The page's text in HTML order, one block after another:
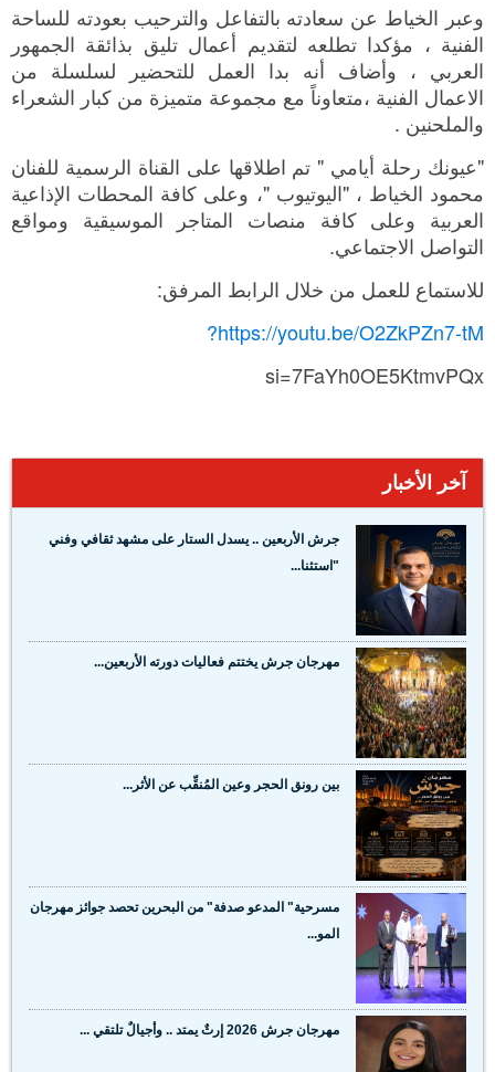
وعبر الخياط عن سعادته بالتفاعل والترحيب بعودته للساحة
الفنية ، مؤكدا تطلعه لتقديم أعمال تليق بذائقة الجمهور
العربي ، وأضاف أنه بدا العمل للتحضير لسلسلة من
الاعمال الفنية ،متعاوناً مع مجموعة متميزة من كبار الشعراء
والملحنين .
"عيونك رحلة أيامي " تم اطلاقها على القناة الرسمية للفنان
محمود الخياط ، "اليوتيوب "، وعلى كافة المحطات الإذاعية
العربية وعلى كافة منصات المتاجر الموسيقية ومواقع
التواصل الاجتماعي.
للاستماع للعمل من خلال الرابط المرفق:
https://youtu.be/O2ZkPZn7-tM?
si=7FaYh0OE5KtmvPQx
آخر الأخبار
جرش الأربعين .. يسدل الستار على مشهد ثقافي وفني
"استثنا...
مهرجان جرش يختتم فعاليات دورته الأربعين...
بين رونق الحجر وعين المُنقِّب عن الأثر...
مسرحية" المدعو صدفة" من البحرين تحصد جوائز مهرجان
المو...
مهرجان جرش 2026 إرثٌ يمتد .. وأجيالٌ تلتقي ...